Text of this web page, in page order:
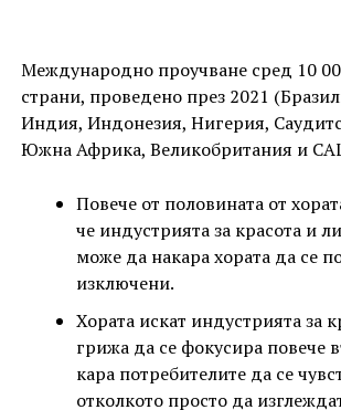
Международно проучване сред 10
страни, проведено през 2021
Индия, Индонезия, Нигерия,
Южна Африка, Великобритания и
Повече от половината от
че индустрията за красота и
може да накара хората да се
изключени.
Хората искат индустрията за
грижа да се фокусира повече
кара потребителите да се
отколкото просто да